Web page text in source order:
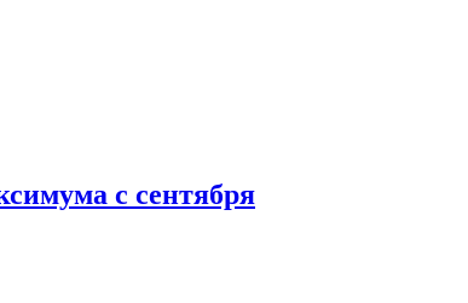
с сентября